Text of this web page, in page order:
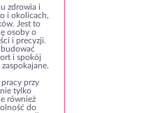
zdrowia i
i okolicach,
Jest to
osoby o
i precyzji.
i spokój
przy
tylko
również
do